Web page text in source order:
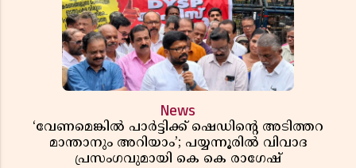
News
‘വേണമെങ്കിൽ പാർട്ടിക്ക് ഷെഡിൻ്റെ അടിത്തറ
മാന്താനും അറിയാം’; പയ്യന്നൂരിൽ വിവാദ
പ്രസംഗവുമായി കെ കെ രാഗേഷ്